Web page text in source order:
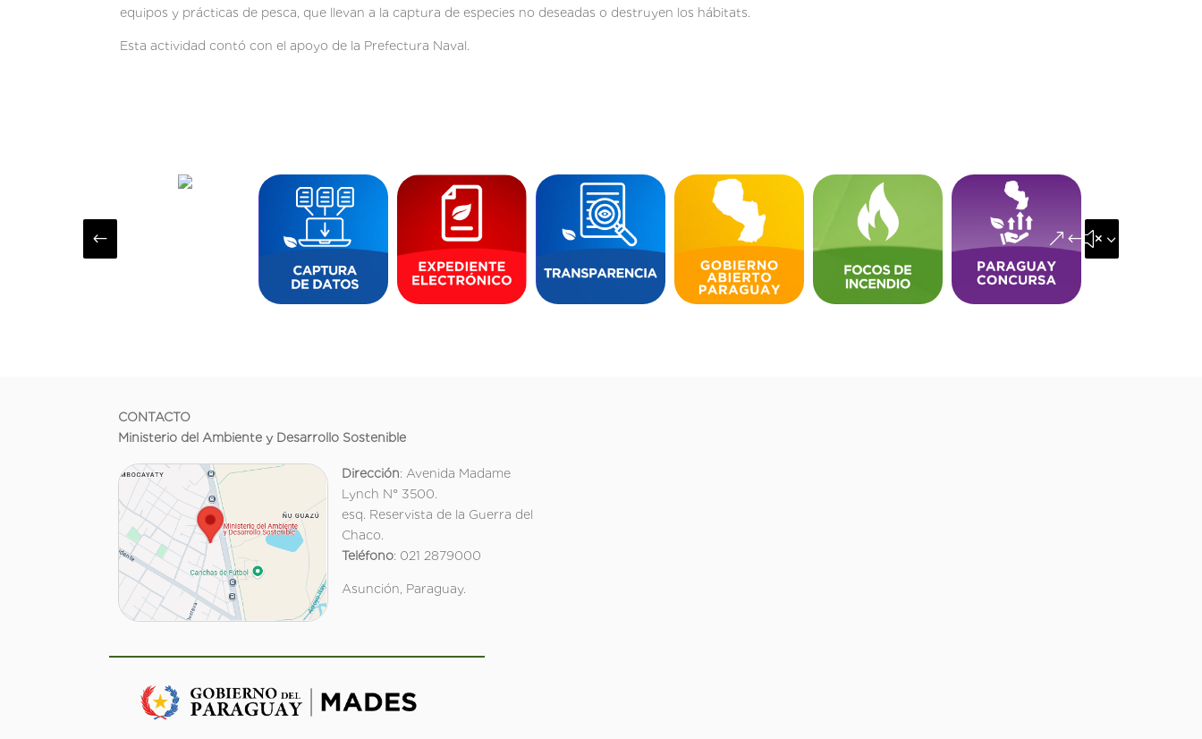
equipos y prácticas de pesca, que llevan a la captura de especies no deseadas o destruyen los hábitats.
Esta actividad contó con el apoyo de la Prefectura Naval.
# &#x35;
CONTACTO
Ministerio del Ambiente y Desarrollo Sostenible
Dirección: Avenida Madame
Lynch N° 3500.
esq. Reservista de la Guerra del
Chaco.
Teléfono: 021 2879000
Asunción, Paraguay.